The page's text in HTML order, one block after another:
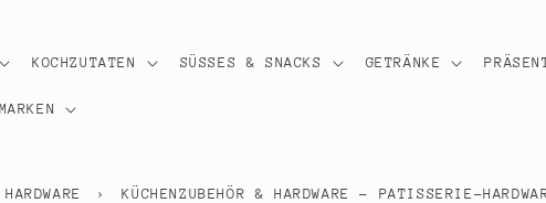
KOCHZUTATEN SÜSSES & SNACKS GETRÄNKE
› KÜCHENZUBEHÖR & HARDWARE - PATISSERIE-